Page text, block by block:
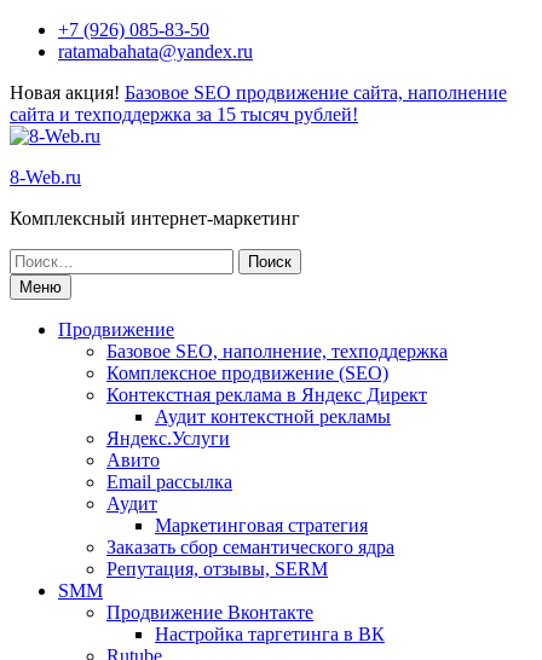
Перейти+7 (926) 085-83-50
ratamabahata@yandex.ru
Новая акция! Базовое SEO продвижение сайта, наполнение
сайта и техподдержка за 15 тысяч рублей!
8-Web.ru
Комплексный интернет-маркетинг
Поиск
по:Меню
Продвижение
Базовое SEO, наполнение, техподдержка
Комплексное продвижение (SEO)
Контекстная реклама в Яндекс Директ
Аудит контекстной рекламы
Яндекс.Услуги
Авито
Email рассылка
Аудит
Маркетинговая стратегия
Заказать сбор семантического ядра
Репутация, отзывы, SERM
SMM
Продвижение Вконтакте
Настройка таргетинга в ВК
Rutube